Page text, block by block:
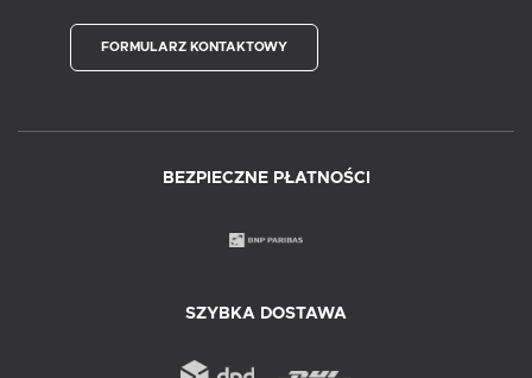
FORMULARZ KONTAKTOWY
BEZPIECZNE PŁATNOŚCI
SZYBKA DOSTAWA